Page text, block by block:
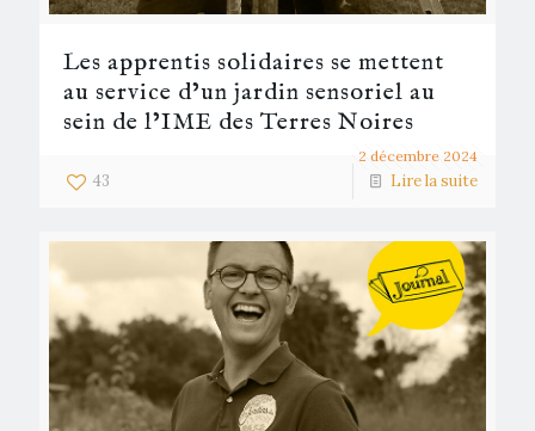
2 décembre 2024
Les apprentis solidaires se mettent
au service d’un jardin sensoriel au
sein de l’IME des Terres Noires
43 Lire la suite